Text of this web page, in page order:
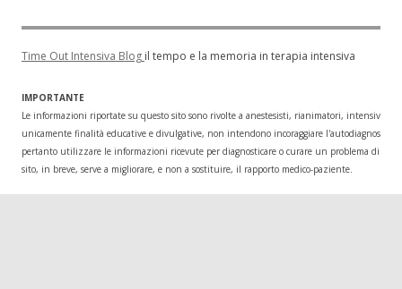
Time Out Intensiva Blog il tempo e la memoria in terapia intensiva
IMPORTANTE
Le informazioni riportate su questo sito sono rivolte a anestesisti, rianimatori,
unicamente finalità educative e divulgative, non intendono incoraggiare l'autodiagnosi o
pertanto utilizzare le informazioni ricevute per diagnosticare o curare un problema di
sito, in breve, serve a migliorare, e non a sostituire, il rapporto medico-paziente.